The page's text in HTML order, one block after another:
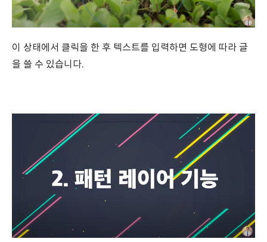
이 상태에서 클릭을 한 후 텍스트를 입력하면 도형에 따라 글
을 쓸 수 있습니다.